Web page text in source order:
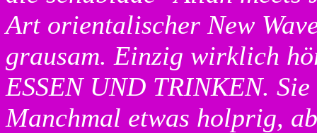
Art orientalischer New
grausam. Einzig wirklich
ESSEN UND TRINKEN.
Manchmal etwas holprig,